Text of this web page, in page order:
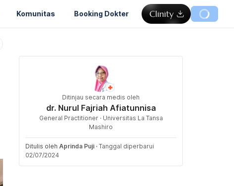
Komunitas Booking Dokter
Ditinjau secara medis oleh
dr. Nurul Fajriah Afiatunnisa
General Practitioner · Universitas La Tansa
Mashiro
Ditulis oleh Aprinda Puji · Tanggal diperbarui
02/07/2024